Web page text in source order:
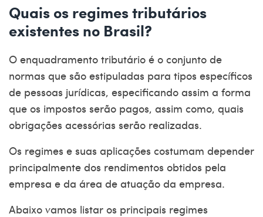
Quais os regimes tributários
existentes no Brasil?
O enquadramento tributário é o conjunto de
normas que são estipuladas para tipos específicos
de pessoas jurídicas, especificando assim a forma
que os impostos serão pagos, assim como, quais
obrigações acessórias serão realizadas.
Os regimes e suas aplicações costumam depender
principalmente dos rendimentos obtidos pela
empresa e da área de atuação da empresa.
Abaixo vamos listar os principais regimes